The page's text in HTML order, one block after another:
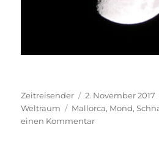
Autor
Zeitreisender
Veröffentlicht
am
2. November 2017
Weltraum
Schlagwörter
Mallorca, Mond,
einen Kommentarzu